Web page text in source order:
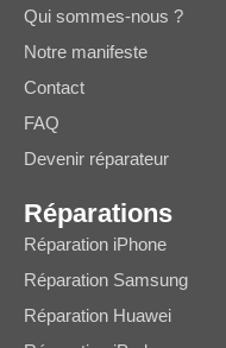
Qui sommes-nous ?
Notre manifeste
Contact
FAQ
Devenir réparateur
Réparations
Réparation iPhone
Réparation Samsung
Réparation Huawei